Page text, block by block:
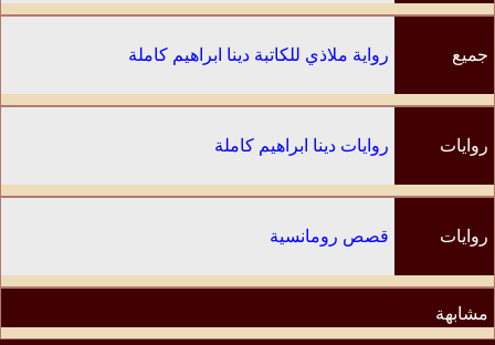
جميع رواية ملاذي للكاتبة دينا ابراهيم كاملة
روايات روايات دينا ابراهيم كاملة
روايات
مشابهة
قصص رومانسية